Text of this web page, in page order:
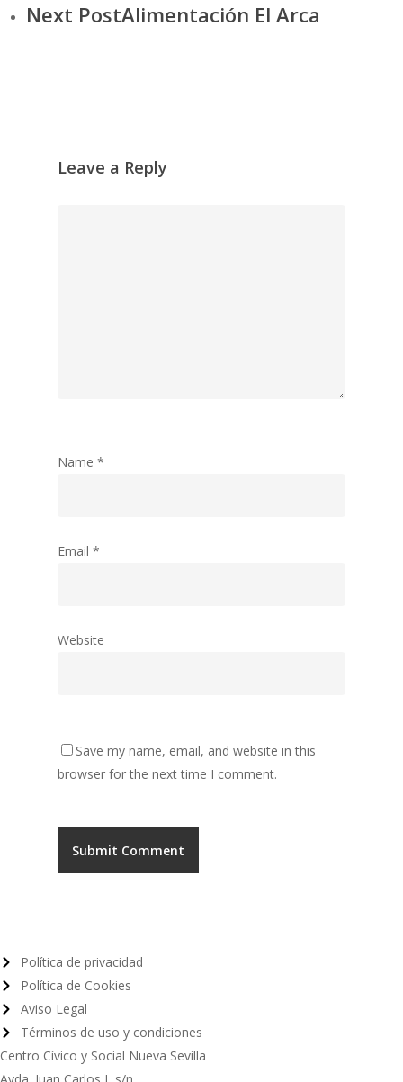
Next PostAlimentación El Arca
Leave a Reply
Name *
Email *
Website
Save my name, email, and website in this
browser for the next time I comment.
Política de privacidad
Política de Cookies
Aviso Legal
Términos de uso y condiciones
Centro Cívico y Social Nueva Sevilla